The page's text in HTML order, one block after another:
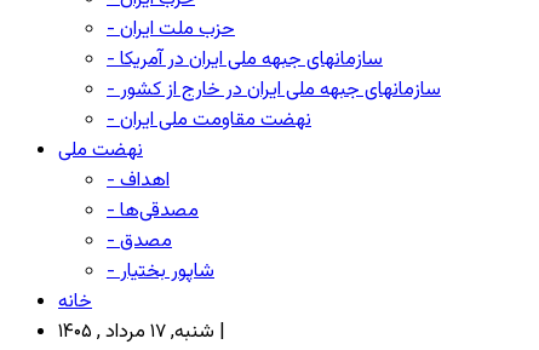
- حزب ملت ایران
- سازمانهای جبهه ملی ایران در آمریکا
- سازمانهای جبهه ملی ایران در خارج از کشور
- نهضت مقاومت ملی ایران
نهضت ملی
- اهداف
- مصدقی‌ها
- مصدق
- شاپور بختیار
خانه
شنبه, ۱۷ مرداد , ۱۴۰۵ |